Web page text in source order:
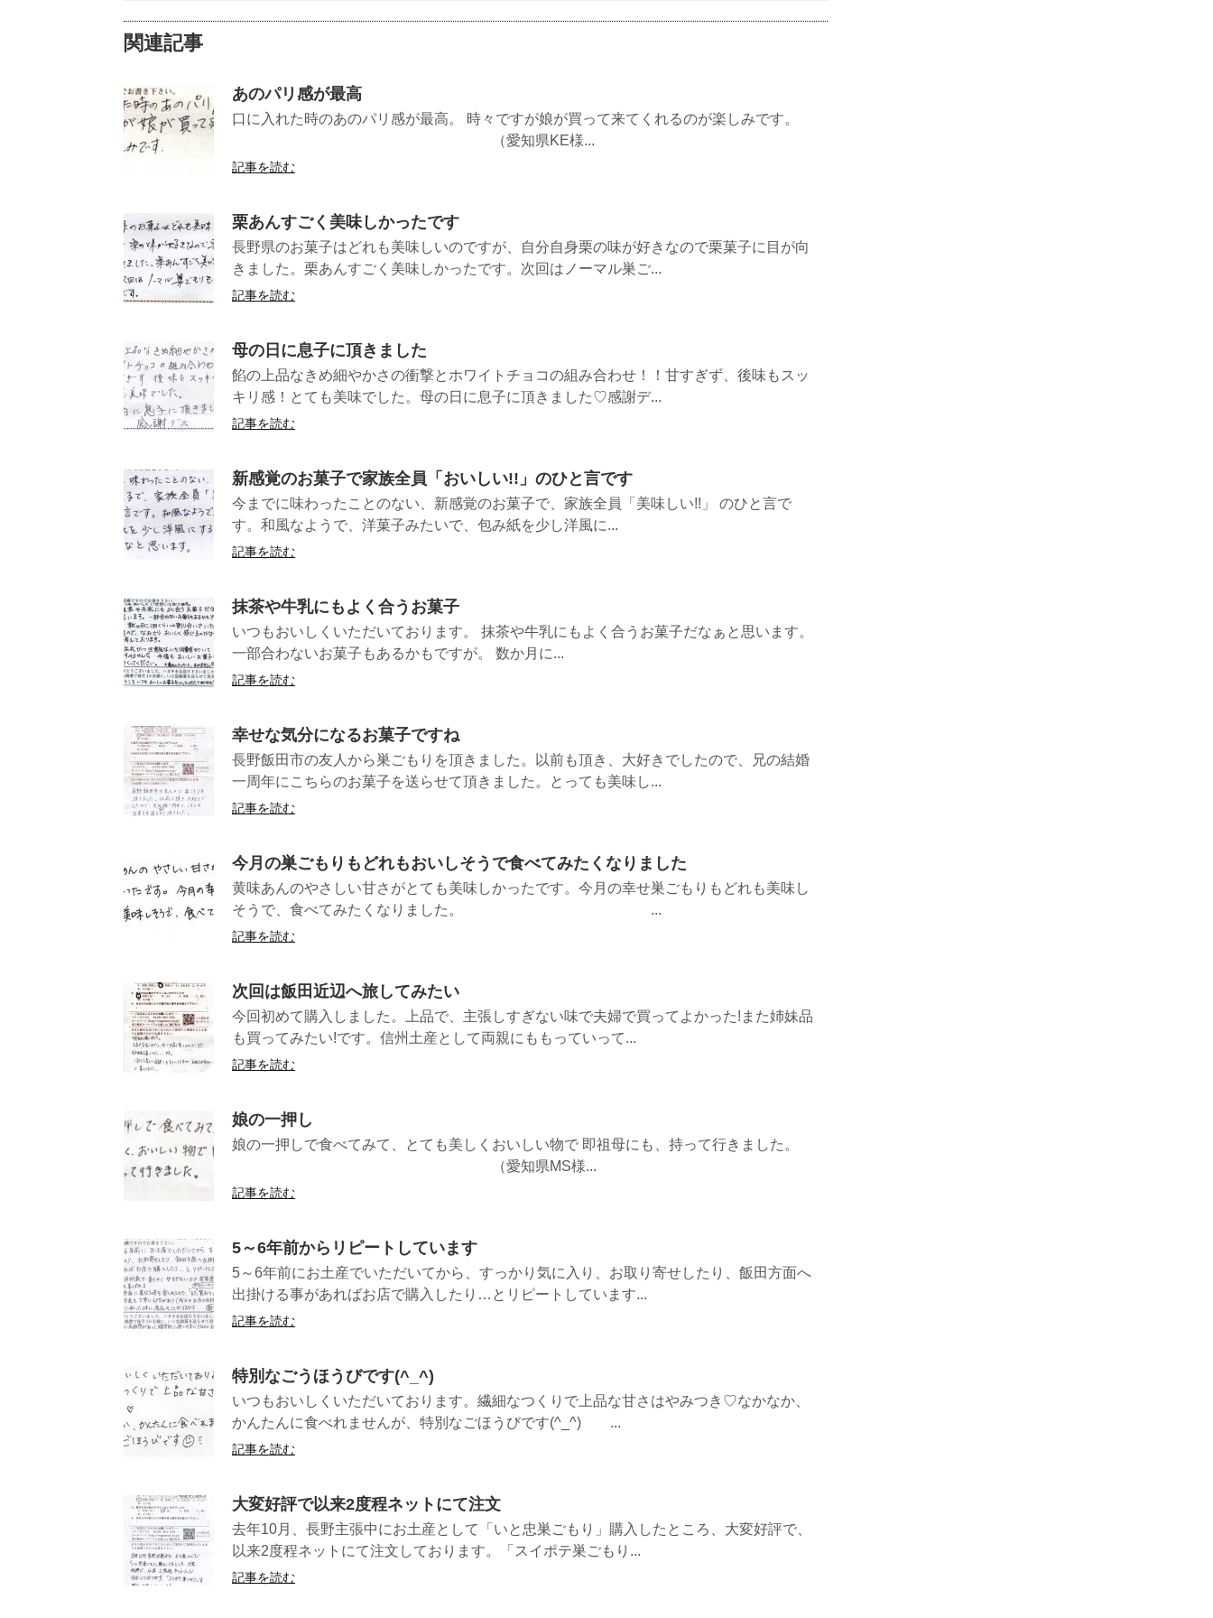
関連記事
あのパリ感が最高
口に入れた時のあのパリ感が最高。 時々ですが娘が買って来てくれるのが楽しみです。
（愛知県KE様...
記事を読む
栗あんすごく美味しかったです
長野県のお菓子はどれも美味しいのですが、自分自身栗の味が好きなので栗菓子に目が向
きました。栗あんすごく美味しかったです。次回はノーマル巣ご...
記事を読む
母の日に息子に頂きました
餡の上品なきめ細やかさの衝撃とホワイトチョコの組み合わせ！！甘すぎず、後味もスッ
キリ感！とても美味でした。母の日に息子に頂きました♡感謝デ...
記事を読む
新感覚のお菓子で家族全員「おいしい!!」のひと言です
今までに味わったことのない、新感覚のお菓子で、家族全員「美味しい!!」 のひと言で
す。和風なようで、洋菓子みたいで、包み紙を少し洋風に...
記事を読む
抹茶や牛乳にもよく合うお菓子
いつもおいしくいただいております。 抹茶や牛乳にもよく合うお菓子だなぁと思います。
一部合わないお菓子もあるかもですが。 数か月に...
記事を読む
幸せな気分になるお菓子ですね
長野飯田市の友人から巣ごもりを頂きました。以前も頂き、大好きでしたので、兄の結婚
一周年にこちらのお菓子を送らせて頂きました。とっても美味し...
記事を読む
今月の巣ごもりもどれもおいしそうで食べてみたくなりました
黄味あんのやさしい甘さがとても美味しかったです。今月の幸せ巣ごもりもどれも美味し
そうで、食べてみたくなりました。 ...
記事を読む
次回は飯田近辺へ旅してみたい
今回初めて購入しました。上品で、主張しすぎない味で夫婦で買ってよかった!また姉妹品
も買ってみたい!です。信州土産として両親にももっていって...
記事を読む
娘の一押し
娘の一押しで食べてみて、とても美しくおいしい物で 即祖母にも、持って行きました。
（愛知県MS様...
記事を読む
5～6年前からリピートしています
5～6年前にお土産でいただいてから、すっかり気に入り、お取り寄せしたり、飯田方面へ
出掛ける事があればお店で購入したり…とリピートしています...
記事を読む
特別なごうほうびです(^_^)
いつもおいしくいただいております。繊細なつくりで上品な甘さはやみつき♡なかなか、
かんたんに食べれませんが、特別なごほうびです(^_^) ...
記事を読む
大変好評で以来2度程ネットにて注文
去年10月、長野主張中にお土産として「いと忠巣ごもり」購入したところ、大変好評で、
以来2度程ネットにて注文しております。「スイポテ巣ごもり...
記事を読む